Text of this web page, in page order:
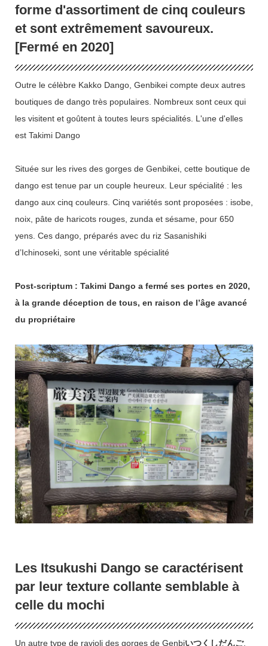
forme d'assortiment de cinq couleurs
et sont extrêmement savoureux.
[Fermé en 2020]
Outre le célèbre Kakko Dango, Genbikei compte deux autres
boutiques de dango très populaires. Nombreux sont ceux qui
les visitent et goûtent à toutes leurs spécialités. L'une d'elles
est Takimi Dango
Située sur les rives des gorges de Genbikei, cette boutique de
dango est tenue par un couple heureux. Leur spécialité : les
dango aux cinq couleurs. Cinq variétés sont proposées : isobe,
noix, pâte de haricots rouges, zunda et sésame, pour 650
yens. Ces dango, préparés avec du riz Sasanishiki
d’Ichinoseki, sont une véritable spécialité
Post-scriptum : Takimi Dango a fermé ses portes en 2020,
à la grande déception de tous, en raison de l’âge avancé
du propriétaire
Les Itsukushi Dango se caractérisent
par leur texture collante semblable à
celle du mochi
Un autre type de ravioli des gorges de Genbiいつくしだんご.